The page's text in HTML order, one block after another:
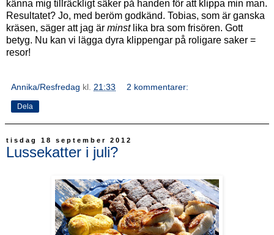
känna mig tillräckligt säker på handen för att klippa min man.
Resultatet? Jo, med beröm godkänd. Tobias, som är ganska
kräsen, säger att jag är minstlika bra som frisören. Gott
betyg. Nu kan vi lägga dyra klippengar på roligare saker =
resor!
Annika/Resfredag kl. 21:33 2 kommentarer:
Dela
tisdag 18 september 2012
Lussekatter i juli?